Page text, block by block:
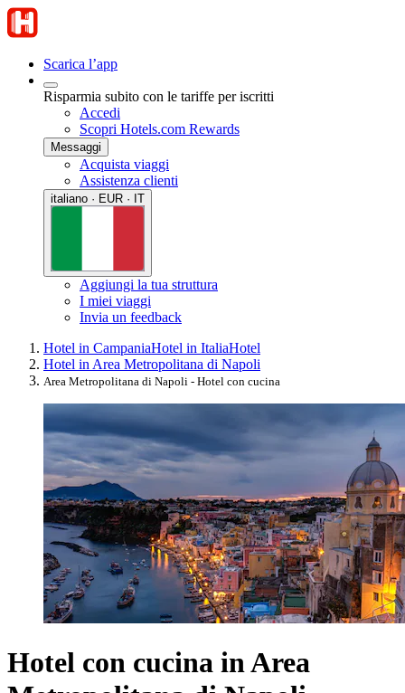
Scarica l’app
Risparmia subito con le tariffe per iscritti
Accedi
Scopri Hotels.com Rewards
Messaggi
Acquista viaggi
Assistenza clienti
italiano · EUR · IT
Aggiungi la tua struttura
I miei viaggi
Invia un feedback
Hotel in CampaniaHotel in ItaliaHotel
Hotel in Area Metropolitana di Napoli
Area Metropolitana di Napoli - Hotel con cucina
Hotel con cucina in Area